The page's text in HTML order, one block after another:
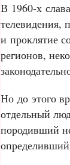
В 1960‑х
телевидения,
и проклятие
регионов,
Но до этого
отдельный
породивший